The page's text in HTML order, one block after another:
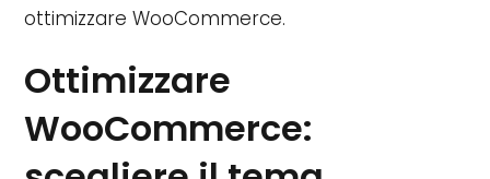
ottimizzare WooCommerce.
Ottimizzare
WooCommerce: